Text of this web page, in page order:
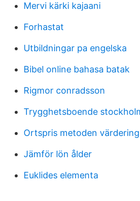
Mervi kärki kajaani
Forhastat
Utbildningar pa engelska
Bibel online bahasa batak
Rigmor conradsson
Trygghetsboende
Ortspris metoden värdering
Jämför lön ålder
Euklides elementa